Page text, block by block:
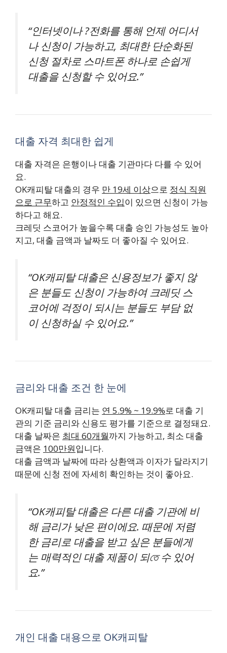
“인터넷이나 ?전화를 통해 언제 어디서
나 신청이 가능하고, 최대한 단순화된
신청 절차로 스마트폰 하나로 손쉽게
대출을 신청할 수 있어요.”
대출 자격 최대한 쉽게
대출 자격은 은행이나 대출 기관마다 다를 수 있어
요.
OK캐피탈 대출의 경우 만 19세 이상으로 정식 직원
으로 근무하고 안정적인 수입이 있으면 신청이 가능
하다고 해요.
크레딧 스코어가 높을수록 대출 승인 가능성도 높아
지고, 대출 금액과 날짜도 더 좋아질 수 있어요.
“OK캐피탈 대출은 신용정보가 좋지 않
은 분들도 신청이 가능하여 크레딧 스
코어에 걱정이 되시는 분들도 부담 없
이 신청하실 수 있어요.”
금리와 대출 조건 한 눈에
OK캐피탈 대출 금리는 연 5.9% ~ 19.9%로 대출 기
관의 기준 금리와 신용도 평가를 기준으로 결정돼요.
대출 날짜은 최대 60개월까지 가능하고, 최소 대출
금액은 100만원입니다.
대출 금액과 날짜에 따라 상환액과 이자가 달라지기
때문에 신청 전에 자세히 확인하는 것이 좋아요.
“OK캐피탈 대출은 다른 대출 기관에 비
해 금리가 낮은 편이에요. 때문에 저렴
한 금리로 대출을 받고 싶은 분들에게
는 매력적인 대출 제품이 되তে 수 있어
요.”
개인 대출 대용으로 OK캐피탈